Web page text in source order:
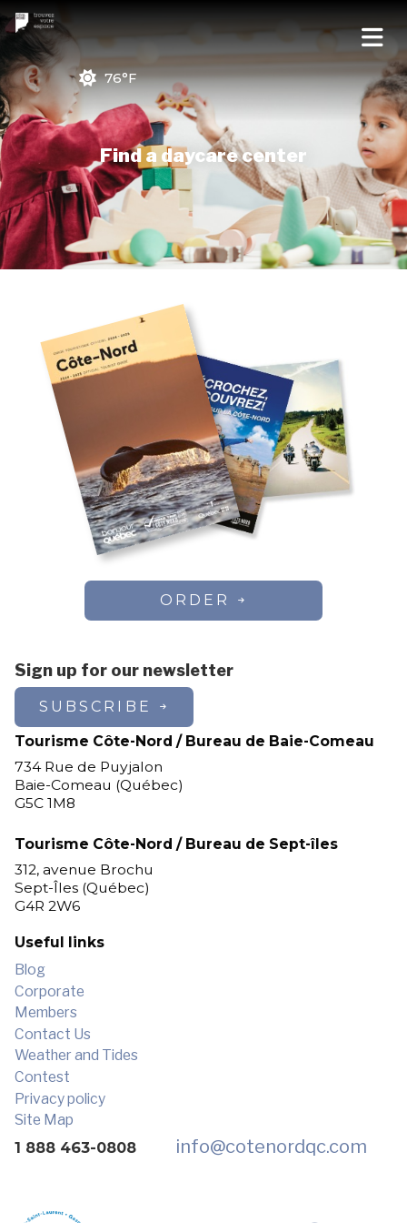
76°F
Find a daycare center
ORDER
Sign up for our newsletter
SUBSCRIBE
Tourisme Côte-Nord / Bureau de Baie-Comeau
734 Rue de Puyjalon
Baie-Comeau (Québec)
G5C 1M8
Tourisme Côte-Nord / Bureau de Sept-îles
312, avenue Brochu
Sept-Îles (Québec)
G4R 2W6
Useful links
Blog
Corporate
Members
Contact Us
Weather and Tides
Contest
Privacy policy
Site Map
1 888 463-0808 info@cotenordqc.com